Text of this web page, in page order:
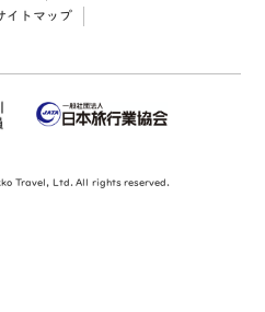
イトマップ
Travel, Ltd. All rights reserved.